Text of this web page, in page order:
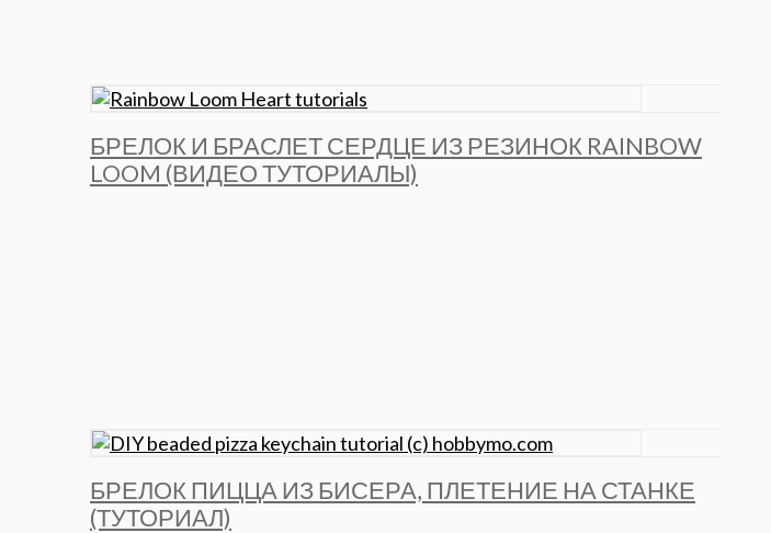
БРЕЛОК И БРАСЛЕТ СЕРДЦЕ ИЗ РЕЗИНОК RAINBOW
LOOM (ВИДЕО ТУТОРИАЛЫ)
БРЕЛОК ПИЦЦА ИЗ БИСЕРА, ПЛЕТЕНИЕ НА СТАНКЕ
(ТУТОРИАЛ)